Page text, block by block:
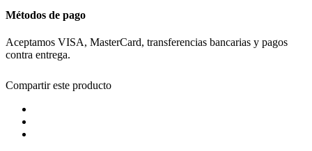
Métodos de pago
Aceptamos VISA, MasterCard, transferencias bancarias y pagos
contra entrega.
Compartir este producto